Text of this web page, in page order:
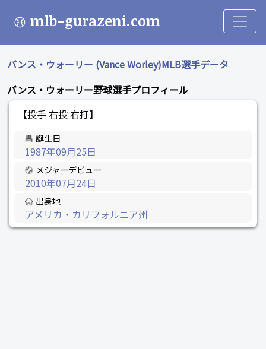
mlb-gurazeni.com
バンス・ウォーリー (Vance Worley)MLB選手データ
バンス・ウォーリー野球選手プロフィール
【投手 右投 右打】
誕生日
1987年09月25日
メジャーデビュー
2010年07月24日
出身地
アメリカ・カリフォルニア州